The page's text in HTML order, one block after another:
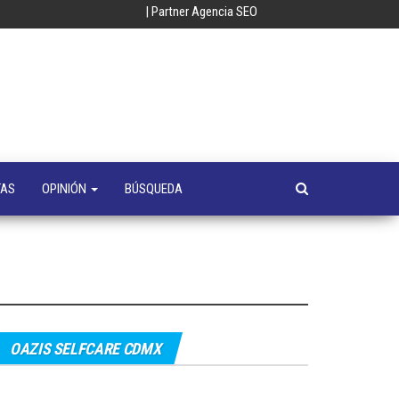
| Partner Agencia SEO
OPINIÓN BÚSQUEDA
OAZIS SELFCARE CDMX